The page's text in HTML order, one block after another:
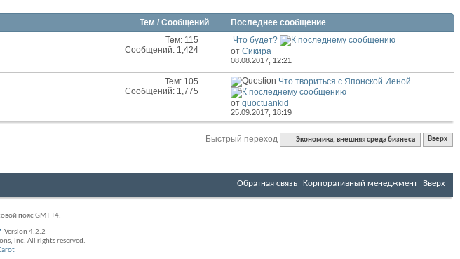
Тем / Сообщений Последнее сообщение
Тем: 115
Сообщений: 1,424
Что будет?
отСикира
08.08.2017, 12:21
раздела
Тем: 105
Сообщений: 1,775
Что твориться с Японской Йеной
отquoctuankid
25.09.2017, 18:19
Быстрый переход Экономика, внешняя среда бизнеса Вверх
Обратная связь Корпоративный менеджмент Вверх
пояс GMT +4.
Version 4.2.2
Inc. All rights reserved.